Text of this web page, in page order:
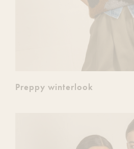
Preppy winterlook